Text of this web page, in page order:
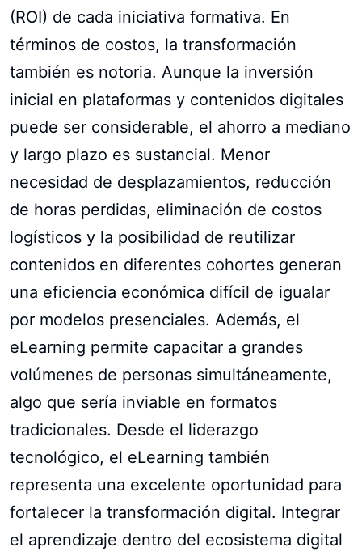
(ROI) de cada iniciativa formativa. En
términos de costos, la transformación
también es notoria. Aunque la inversión
inicial en plataformas y contenidos digitales
puede ser considerable, el ahorro a mediano
y largo plazo es sustancial. Menor
necesidad de desplazamientos, reducción
de horas perdidas, eliminación de costos
logísticos y la posibilidad de reutilizar
contenidos en diferentes cohortes generan
una eficiencia económica difícil de igualar
por modelos presenciales. Además, el
eLearning permite capacitar a grandes
volúmenes de personas simultáneamente,
algo que sería inviable en formatos
tradicionales. Desde el liderazgo
tecnológico, el eLearning también
representa una excelente oportunidad para
fortalecer la transformación digital. Integrar
el aprendizaje dentro del ecosistema digital